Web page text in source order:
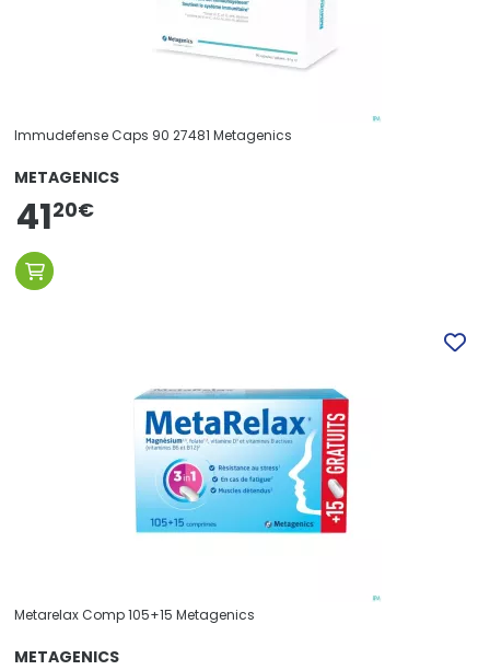
Immudefense Caps 90 27481 Metagenics
METAGENICS
4120€
Metarelax Comp 105+15 Metagenics
METAGENICS